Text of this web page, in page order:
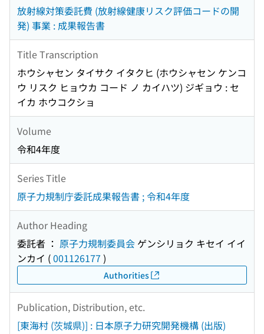
放射線対策委託費 (放射線健康リスク評価コードの開
発) 事業 : 成果報告書
Title Transcription
ホウシャセン タイサク イタクヒ (ホウシャセン ケンコ
ウ リスク ヒョウカ コード ノ カイハツ) ジギョウ : セ
イカ ホウコクショ
Volume
令和4年度
Series Title
原子力規制庁委託成果報告書 ; 令和4年度
Author Heading
委託者 ： 原子力規制委員会 ゲンシリョク キセイ イイ
ンカイ (001126177 )
Authorities
Publication, Distribution, etc.
[東海村 (茨城県)] : 日本原子力研究開発機構 (出版)